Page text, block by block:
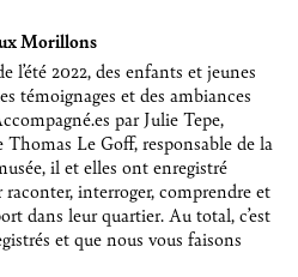
Morillons
l’été 2022, des enfants et jeunes
témoignages et des ambiances
par Julie Tepe,
Le Goff, responsable de la
il et elles ont enregistré
interroger, comprendre et
dans leur quartier. Au total, c’est
et que nous vous faisons